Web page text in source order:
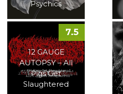
Psychics
12 GAUGE
AUTOPSY – All
Pigs Get
Slaughtered
7.5